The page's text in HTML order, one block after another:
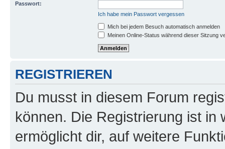
Passwort:
Ich habe mein Passwort vergessen
Mich bei jedem Besuch automatisch anmelden
Meinen Online-Status während dieser Sitzung
REGISTRIEREN
Du musst in diesem Forum
können. Die Registrierung ist in
ermöglicht dir, auf weitere